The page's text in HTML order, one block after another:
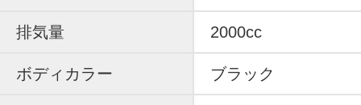
排気量 2000cc
ボディカラー ブラック